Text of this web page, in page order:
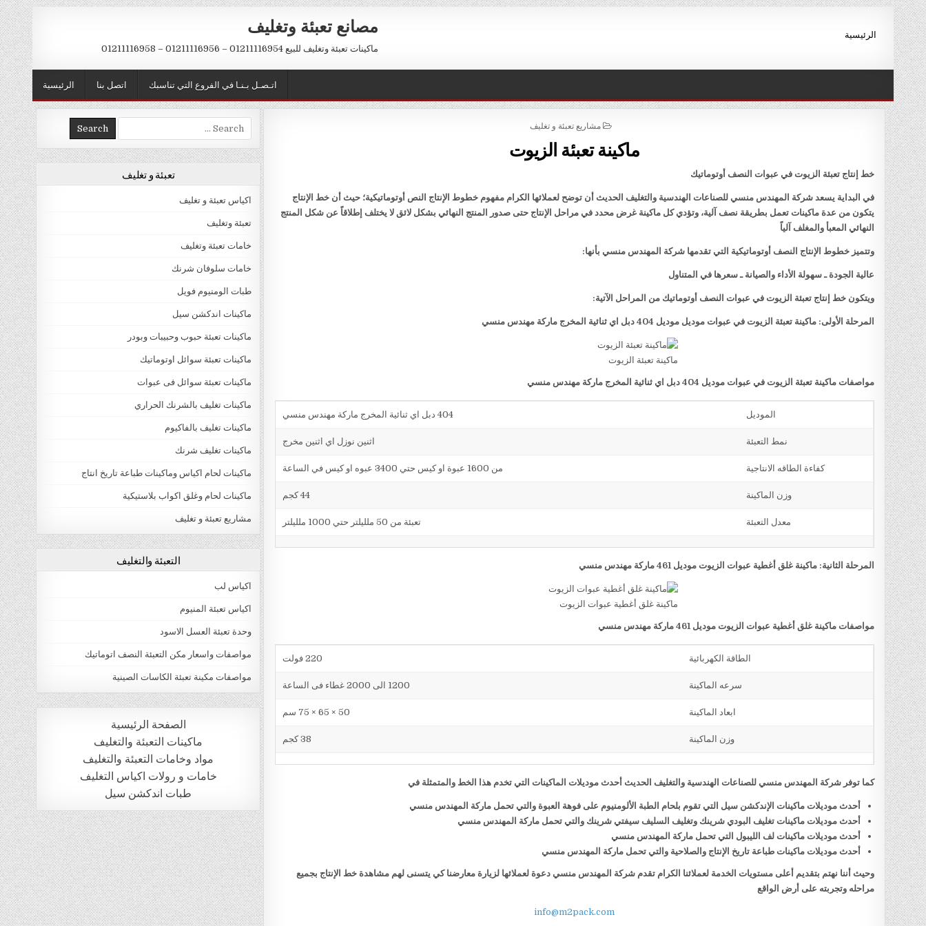
Skip
to
content
مصانع تعبئة وتغليف
ماكينات تعبئة وتغليف للبيع 01211116954 – 01211116956 – 01211116958
الرئيسية
الرئيسية اتصل بنا اتـصـل بـنـا في الفروع التي تناسبك
POSTED
مشاريع تعبئة و تغليف
ماكينة تعبئة الزيوت
خط إنتاج تعبئة الزيوت في عبوات النصف أوتوماتيك
في البداية يسعد شركة المهندس منسي للصناعات الهندسية والتغليف الحديث أن توضح لعملائها الكرام مفهوم خطوط الإنتاج النص أوتوماتيكية؛ حيث أن خط الإنتاج
يتكون من عدة ماكينات تعمل بطريقة نصف آلية، وتؤدي كل ماكينة غرض محدد في مراحل الإنتاج حتى صدور المنتج النهائي بشكل لائق لا يختلف إطلاقاً عن شكل المنتج
النهائي المعبأ والمغلف آلياً
وتتميز خطوط الإنتاج النصف أوتوماتيكية التي تقدمها شركة المهندس منسي بأنها:
عالية الجودة ـ سهولة الأداء والصيانة ـ سعرها في المتناول
ويتكون خط إنتاج تعبئة الزيوت في عبوات النصف أوتوماتيك من المراحل الآتية:
المرحلة الأولى: ماكينة تعبئة الزيوت في عبوات موديل موديل 404 دبل اي ثنائية المخرج ماركة مهندس منسي
ماكينة تعبئة الزيوت
مواصفات ماكينة تعبئة الزيوت في عبوات موديل 404 دبل اي ثنائية المخرج ماركة مهندس منسي
الموديل 404 دبل اي ثنائية المخرج ماركة مهندس منسي
نمط التعبئة اثنين نوزل اي اثنين مخرج
كفاءة الطاقه الانتاجية من 1600 عبوة او كيس حتي 3400 عبوه او كيس في الساعة
وزن الماكينة 44 كجم
معدل التعبئة تعبئة من 50 ملليلتر حتي 1000 ملليلتر
المرحلة الثانية: ماكينة غلق أغطية عبوات الزيوت موديل 461 ماركة مهندس منسي
ماكينة غلق أغطية عبوات الزيوت
مواصفات ماكينة غلق أغطية عبوات الزيوت موديل 461 ماركة مهندس منسي
الطاقة الكهربائية 220 فولت
سرعه الماكينة 1200 الى 2000 غطاء فى الساعة
ابعاد الماكينة 50 × 65 × 75 سم
وزن الماكينة 38 كجم
كما توفر شركة المهندس منسي للصناعات الهندسية والتغليف الحديث أحدث موديلات الماكينات التي تخدم هذا الخط والمتمثلة في
أحدث موديلات ماكينات الإندكشن سيل التي تقوم بلحام الطبة الألومنيوم على فوهة العبوة والتي تحمل ماركة المهندس منسي
أحدث موديلات ماكينات تغليف البودي شرينك وتغليف السليف سيفتي شرينك والتي تحمل ماركة المهندس منسي
أحدث موديلات ماكينات لف الليبول التي تحمل ماركة المهندس منسي
أحدث موديلات ماكينات طباعة تاريخ الإنتاج والصلاحية والتي تحمل ماركة المهندس منسي
وحيث أننا نهتم بتقديم أعلى مستويات الخدمة لعملائنا الكرام تقدم شركة المهندس منسي دعوة لعملائها لزيارة معارضنا كي يتسنى لهم مشاهدة خط الإنتاج بجميع
مراحله وتجربته على أرض الواقع
info@m2pack.com
Search
for:
تعبئة و تغليف
اكياس تعبئة و تغليف
تعبئة وتغليف
خامات تعبئة وتغليف
خامات سلوفان شرنك
طبات الومنيوم فويل
ماكينات اندكشن سيل
ماكينات تعبئة حبوب وحبيبات وبودر
ماكينات تعبئة سوائل اوتوماتيك
ماكينات تعبئة سوائل فى عبوات
ماكينات تغليف بالشرنك الحراري
ماكينات تغليف بالفاكيوم
ماكينات تغليف شرنك
ماكينات لحام اكياس وماكينات طباعة تاريخ انتاج
ماكينات لحام وغلق اكواب بلاستيكية
مشاريع تعبئة و تغليف
التعبئة والتغليف
اكياس لب
اكياس تعبئة المنيوم
وحدة تعبئة العسل الاسود
مواصفات واسعار مكن التعبئة النصف اتوماتيك
مواصفات مكينة تعبئة الكاسات الصينية
الصفحة الرئيسية
ماكينات التعبئة والتغليف
مواد وخامات التعبئة والتغليف
خامات و رولات اكياس التغليف
طبات اندكشن سيل